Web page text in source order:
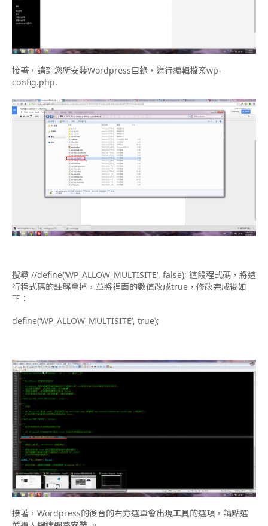
接著，請到您所安裝Wordpress目錄，進行編輯檔案wp-
config.php.
搜尋 //define(‘WP_ALLOW_MULTISITE’, false); 這段程式碼，將這
行程式碼的註解拿掉，並將裡面的數值改成true，修改完成後如
下：
define(‘WP_ALLOW_MULTISITE’, true);
接著，Wordpress的後台的右方選單會出現工具的選項，請點選